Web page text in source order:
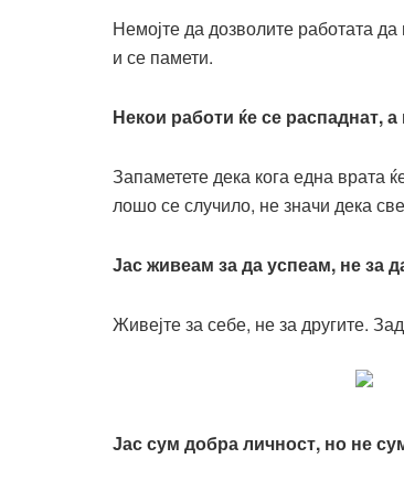
Немојте да дозволите работата
и се памети.
Некои работи ќе се распаднат,
Запаметете дека кога една врата
лошо се случило, не значи дека
Јас живеам за да успеам, не за
Живејте за себе, не за другите.
Јас сум добра личност, но не